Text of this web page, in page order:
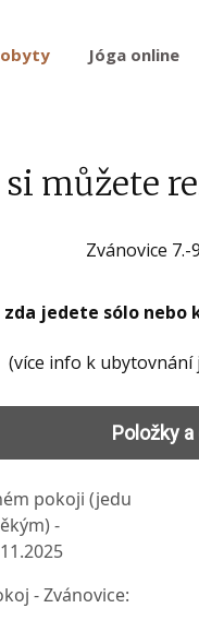
Jóga online
můžete
Zvánovice 7.-
jedete sólo
(více info k ubytovnání
Položky
pokoji (jedu
-
- Zvánovice: